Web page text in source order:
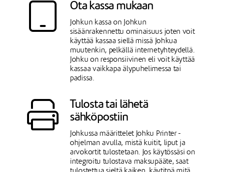
Ota kassa mukaan
Johkun kassa on Johkun
sisäänrakennettu ominaisuus joten voit
käyttää kassaa siellä missä Johkua
muutenkin, pelkällä internetyhteydellä.
Johku on responsiivinen eli voit käyttää
kassaa vaikkapa älypuhelimessa tai
padissa.
Tulosta tai lähetä
sähköpostiin
Johkussa määrittelet Johku Printer -
ohjelman avulla, mistä kuitit, liput ja
arvokortit tulostetaan. Jos käytössäsi on
integroitu tulostava maksupääte, saat